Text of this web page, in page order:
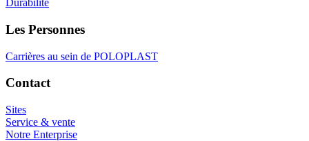
Durabilité
Les Personnes
Carrières au sein de POLOPLAST
Contact
Sites
Service & vente
Notre Enterprise